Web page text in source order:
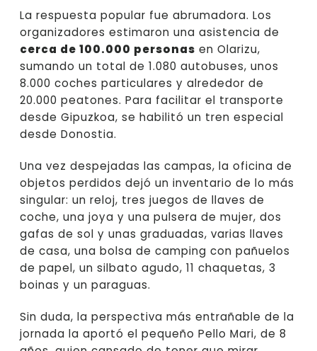
La respuesta popular fue abrumadora. Los
organizadores estimaron una asistencia de
cerca de 100.000 personas en Olarizu,
sumando un total de 1.080 autobuses, unos
8.000 coches particulares y alrededor de
20.000 peatones. Para facilitar el transporte
desde Gipuzkoa, se habilitó un tren especial
desde Donostia.
Una vez despejadas las campas, la oficina de
objetos perdidos dejó un inventario de lo más
singular: un reloj, tres juegos de llaves de
coche, una joya y una pulsera de mujer, dos
gafas de sol y unas graduadas, varias llaves
de casa, una bolsa de camping con pañuelos
de papel, un silbato agudo, 11 chaquetas, 3
boinas y un paraguas.
Sin duda, la perspectiva más entrañable de la
jornada la aportó el pequeño Pello Mari, de 8